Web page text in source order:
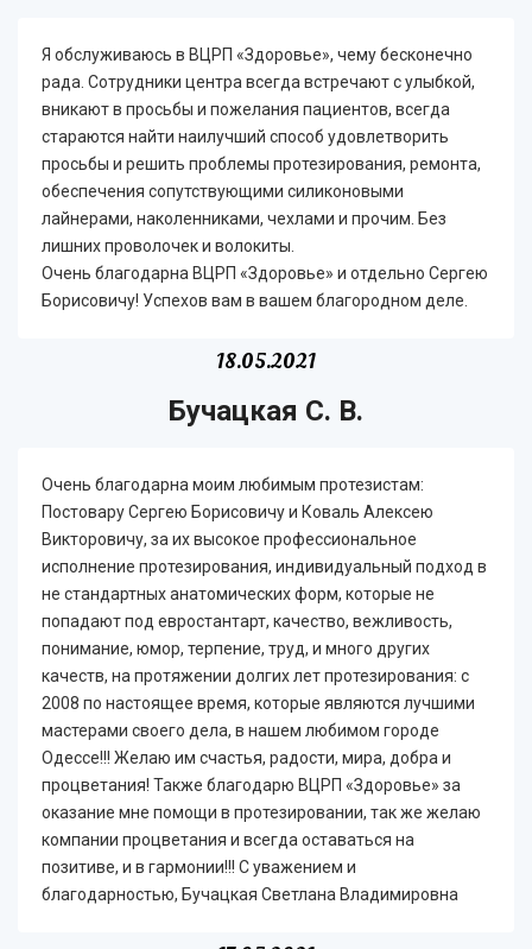
Я обслуживаюсь в ВЦРП «Здоровье», чему бесконечно
рада. Сотрудники центра всегда встречают с улыбкой,
вникают в просьбы и пожелания пациентов, всегда
стараются найти наилучший способ удовлетворить
просьбы и решить проблемы протезирования, ремонта,
обеспечения сопутствующими силиконовыми
лайнерами, наколенниками, чехлами и прочим. Без
лишних проволочек и волокиты.
Очень благодарна ВЦРП «Здоровье» и отдельно Сергею
Борисовичу! Успехов вам в вашем благородном деле.
18.05.2021
Бучацкая С. В.
Очень благодарна моим любимым протезистам:
Постовару Сергею Борисовичу и Коваль Алексею
Викторовичу, за их высокое профессиональное
исполнение протезирования, индивидуальный подход в
не стандартных анатомических форм, которые не
попадают под евростантарт, качество, вежливость,
понимание, юмор, терпение, труд, и много других
качеств, на протяжении долгих лет протезирования: с
2008 по настоящее время, которые являются лучшими
мастерами своего дела, в нашем любимом городе
Одессе!!! Желаю им счастья, радости, мира, добра и
процветания! Также благодарю ВЦРП «Здоровье» за
оказание мне помощи в протезировании, так же желаю
компании процветания и всегда оставаться на
позитиве, и в гармонии!!! С уважением и
благодарностью, Бучацкая Светлана Владимировна